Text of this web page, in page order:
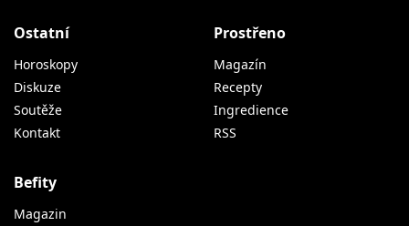
Ostatní
Horoskopy
Diskuze
Soutěže
Kontakt
Prostřeno
Magazín
Recepty
Ingredience
RSS
Befity
Magazin